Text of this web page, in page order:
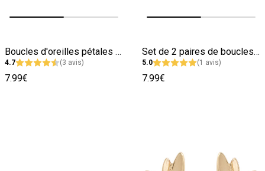
Boucles d'oreilles pétales noirs
4.7 (3 avis)
7.99€
Set de 2 paires de boucles d'oreilles
5.0 (1 avis)
7.99€